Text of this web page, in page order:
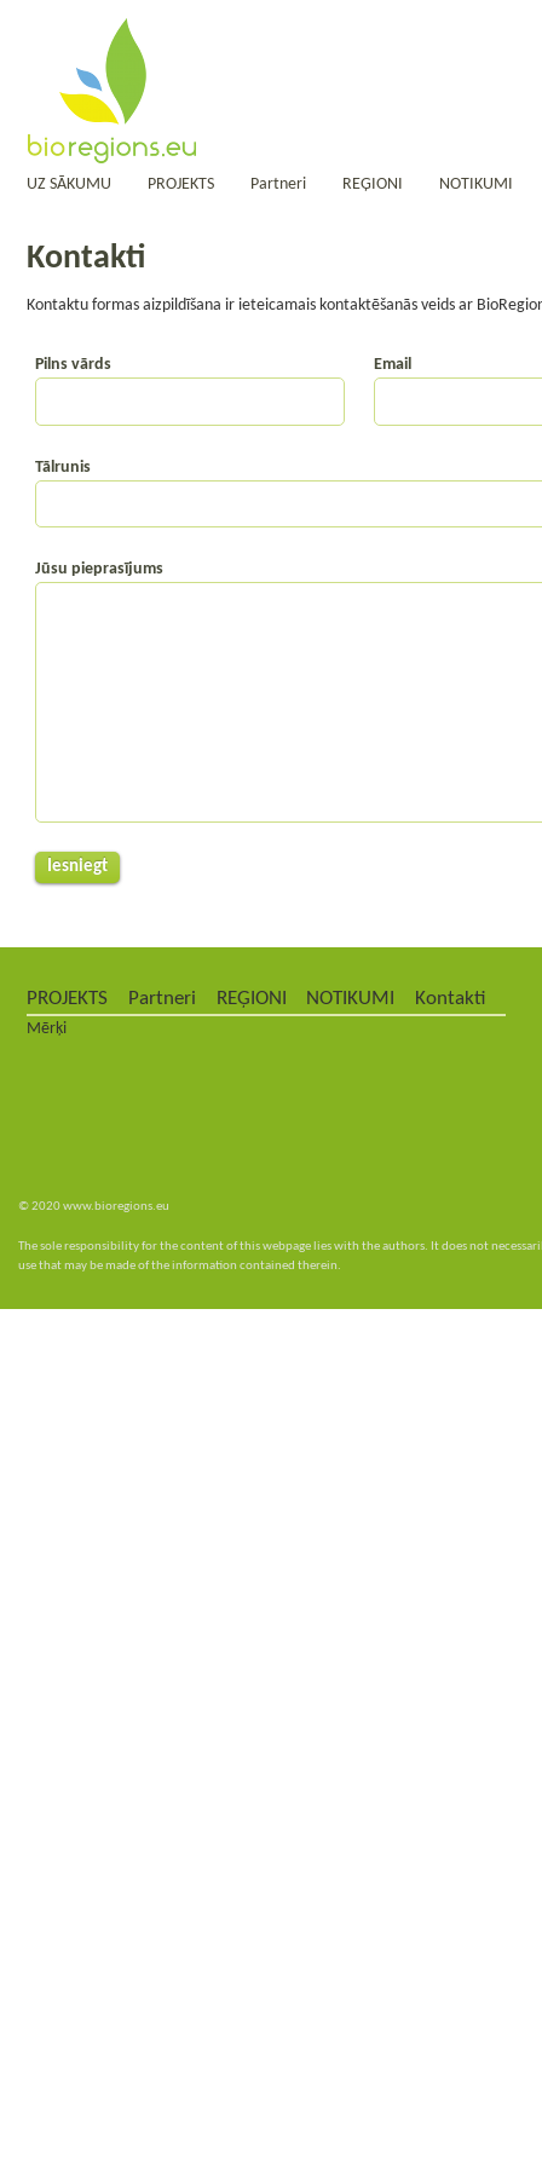
UZ SĀKUMU PROJEKTS Partneri REĢIONI NOTIKUMI
Kontakti
Kontaktu formas aizpildīšana ir ieteicamais kontaktēšanās veids ar
Pilns vārds Email
Tālrunis
Jūsu pieprasījums
PROJEKTS
Mērķi
Partneri REĢIONI NOTIKUMI Kontakti
© 2020 www.bioregions.eu
The sole responsibility for the content of this webpage lies with the authors. It does not
use that may be made of the information contained therein.